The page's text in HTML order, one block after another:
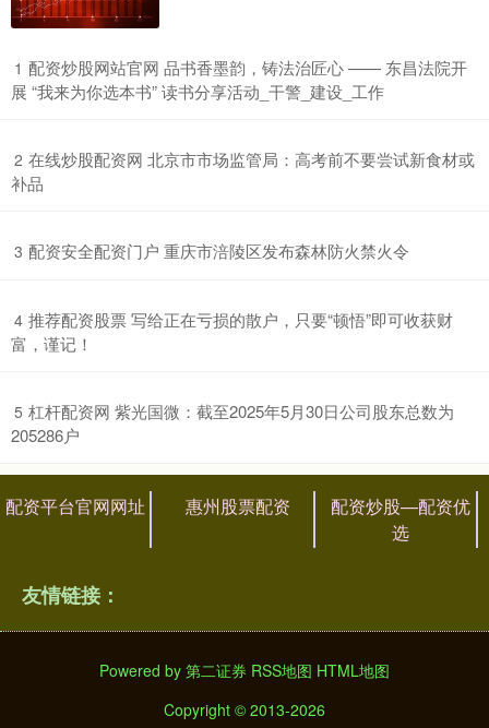
1 ​配资炒股网站官网 品书香墨韵，铸法治匠心 —— 东昌法院开
展 “我来为你选本书” 读书分享活动_干警_建设_工作
2 ​在线炒股配资网 北京市市场监管局：高考前不要尝试新食材或
补品
3 ​配资安全配资门户 重庆市涪陵区发布森林防火禁火令
4 ​推荐配资股票 写给正在亏损的散户，只要“顿悟”即可收获财
富，谨记！
5 ​杠杆配资网 紫光国微：截至2025年5月30日公司股东总数为
205286户
配资平台官网网址 惠州股票配资
配资炒股—配资优
选
友情链接：
Powered by 第二证券 RSS地图 HTML地图
Copyright © 2013-2026